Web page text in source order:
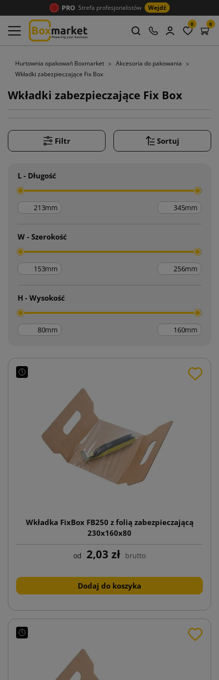
Strefa profesjonalistów Wejdź
0 0
Hurtownia opakowań Boxmarket
Akcesoria do pakowania
Wkładki zabezpieczające Fix Box
Wkładki zabezpieczające Fix Box
Filtr Sortuj
L - Długość
mm mm
W - Szerokość
mm mm
H - Wysokość
mm mm
Wkładka FixBox FB250 z folią zabezpieczającą
230x160x80
od 2,03 zł brutto
Dodaj do koszyka